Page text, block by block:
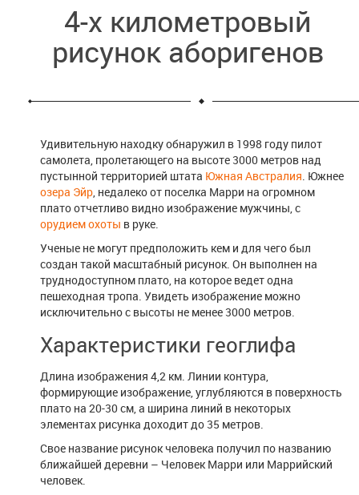
4-х километровый
рисунок аборигенов
Удивительную находку обнаружил в 1998 году пилот
самолета, пролетающего на высоте 3000 метров над
пустынной территорией штата Южная Австралия . Южнее
озера Эйр , недалеко от поселка Марри на огромном
плато отчетливо видно изображение мужчины, с
орудием охоты в руке.
Ученые не могут предположить кем и для чего был
создан такой масштабный рисунок. Он выполнен на
труднодоступном плато, на которое ведет одна
пешеходная тропа. Увидеть изображение можно
исключительно с высоты не менее 3000 метров.
Характеристики геоглифа
Длина изображения 4,2 км. Линии контура,
формирующие изображение, углубляются в поверхность
плато на 20-30 см, а ширина линий в некоторых
элементах рисунка доходит до 35 метров.
Свое название рисунок человека получил по названию
ближайшей деревни – Человек Марри или Маррийский
человек.